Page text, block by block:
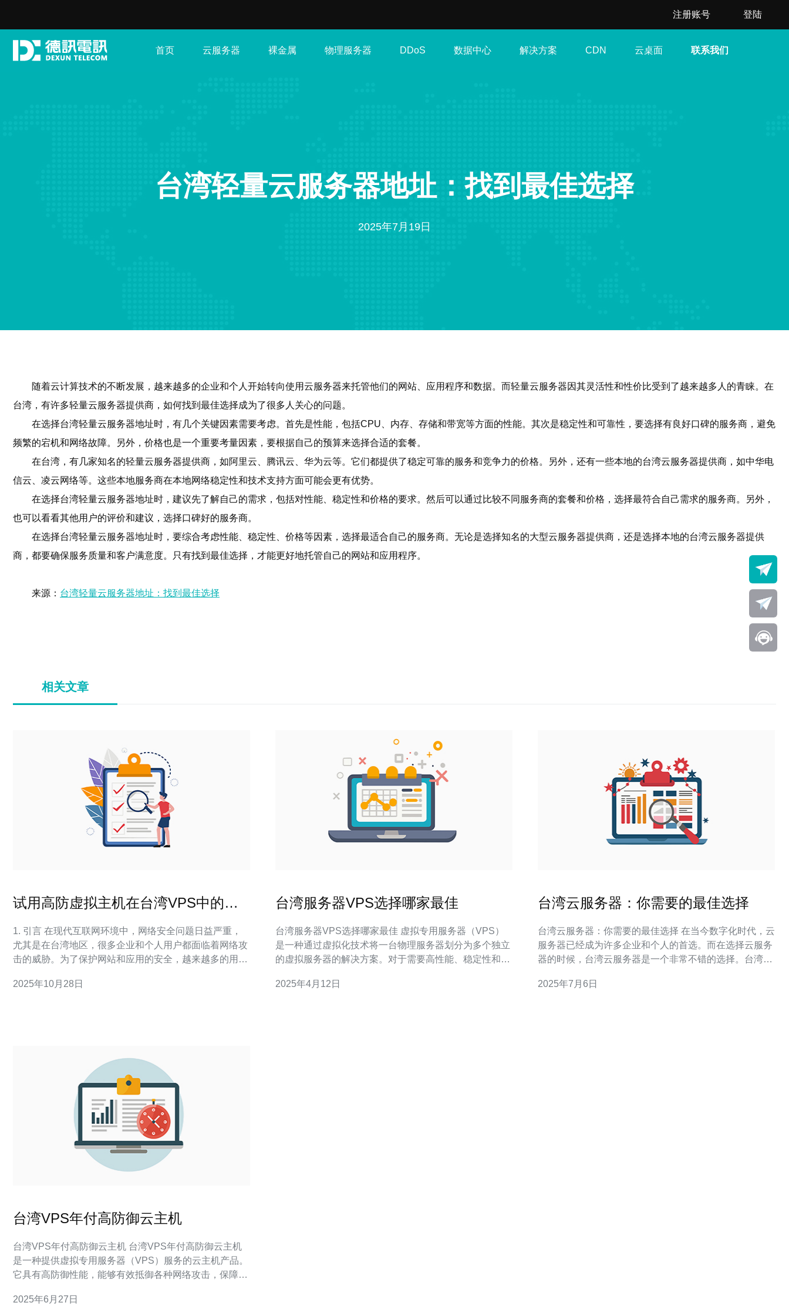
注册账号 登陆
首页 云服务器 裸金属 物理服务器 DDoS 数据中心 解决方案 CDN 云桌面 联系我们
台湾轻量云服务器地址：找到最佳选择
2025年7月19日
随着云计算技术的不断发展，越来越多的企业和个人开始转向使用云服务器来托管他们的网站、应用程序和数据。而轻量云服务器因其灵活性和性价比受到了越来越多人的青睐。在
台湾，有许多轻量云服务器提供商，如何找到最佳选择成为了很多人关心的问题。
在选择台湾轻量云服务器地址时，有几个关键因素需要考虑。首先是性能，包括CPU、内存、存储和带宽等方面的性能。其次是稳定性和可靠性，要选择有良好口碑的服务商，避免
频繁的宕机和网络故障。另外，价格也是一个重要考量因素，要根据自己的预算来选择合适的套餐。
在台湾，有几家知名的轻量云服务器提供商，如阿里云、腾讯云、华为云等。它们都提供了稳定可靠的服务和竞争力的价格。另外，还有一些本地的台湾云服务器提供商，如中华电
信云、凌云网络等。这些本地服务商在本地网络稳定性和技术支持方面可能会更有优势。
在选择台湾轻量云服务器地址时，建议先了解自己的需求，包括对性能、稳定性和价格的要求。然后可以通过比较不同服务商的套餐和价格，选择最符合自己需求的服务商。另外，
也可以看看其他用户的评价和建议，选择口碑好的服务商。
在选择台湾轻量云服务器地址时，要综合考虑性能、稳定性、价格等因素，选择最适合自己的服务商。无论是选择知名的大型云服务器提供商，还是选择本地的台湾云服务器提供
商，都要确保服务质量和客户满意度。只有找到最佳选择，才能更好地托管自己的网站和应用程序。
来源： 台湾轻量云服务器地址：找到最佳选择
相关文章
试用高防虚拟主机在台湾VPS中的应
1. 引言 在现代互联网环境中，网络安全问题日益严重，
尤其是在台湾地区，很多企业和个人用户都面临着网络攻
击的威胁。为了保护网站和应用的安全，越来越多的用户
高防虚拟主机在台湾VPS中的应用，分析其优势和配置，
2025年10月28日
台湾服务器VPS选择哪家最佳
台湾服务器VPS选择哪家最佳 虚拟专用服务器（VPS）
是一种通过虚拟化技术将一台物理服务器划分为多个独立
的虚拟服务器的解决方案。对于需要高性能、稳定性和灵
务器VPS服务的提供商至关重要。本文将讨论一些值得考
2025年4月12日
台湾云服务器：你需要的最佳选择
台湾云服务器：你需要的最佳选择 在当今数字化时代，云
服务器已经成为许多企业和个人的首选。而在选择云服务
器的时候，台湾云服务器是一个非常不错的选择。台湾作
政治环境，为用户提供快速、安全、稳定的云服务器服
2025年7月6日
台湾VPS年付高防御云主机
台湾VPS年付高防御云主机 台湾VPS年付高防御云主机
是一种提供虚拟专用服务器（VPS）服务的云主机产品。
它具有高防御性能，能够有效抵御各种网络攻击，保障您
具有以下优势： 强大的防御能力：能够抵御DDoS攻击、
2025年6月27日